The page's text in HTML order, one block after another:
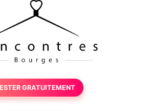
GRATUITEMENT